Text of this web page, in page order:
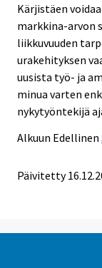
Kärjistäen
markkina-arvon
liikkuvuuden
urakehityksen
uusista työ- ja
minua varten
nykytyöntekijä
Alkuun Edellinen
Päivitetty